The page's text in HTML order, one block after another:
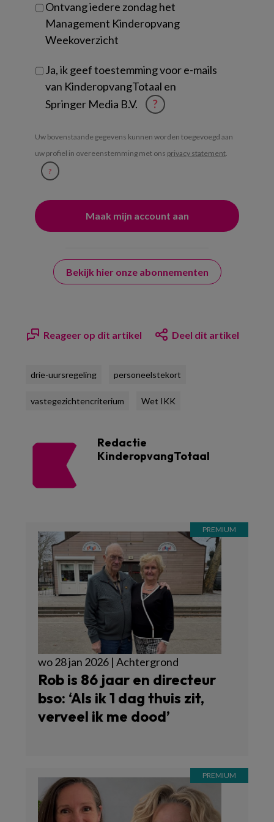
Ontvang iedere zondag het
Management Kinderopvang
Weekoverzicht
Ja, ik geef toestemming voor e-mails
van KinderopvangTotaal en
Springer Media B.V.
?
Uw bovenstaande gegevens kunnen worden toegevoegd aan
uw profiel in overeenstemming met ons privacy statement
?
Bekijk hier onze abonnementen
Reageer op dit artikel Deel dit artikel
drie-uursregeling personeelstekort
vastegezichtencriterium Wet IKK
Redactie
KinderopvangTotaal
wo 28 jan 2026 | Achtergrond
Rob is 86 jaar en directeur
bso: ‘Als ik 1 dag thuis zit,
verveel ik me dood’